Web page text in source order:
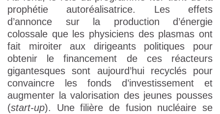
prophétie autoréalisatrice. Les effets
d’annonce sur la production d’énergie
colossale que les physiciens des plasmas ont
fait miroiter aux dirigeants politiques pour
obtenir le financement de ces réacteurs
gigantesques sont aujourd’hui recyclés pour
convaincre les fonds d’investissement et
augmenter la valorisation des jeunes pousses
(start-up). Une filière de fusion nucléaire se